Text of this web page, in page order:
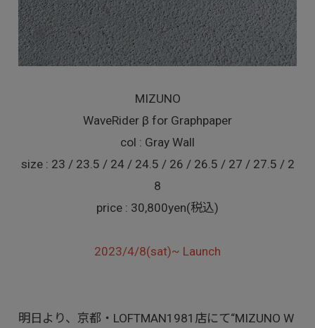
MIZUNO
WaveRider β for Graphpaper
col : Gray Wall
size : 23 / 23.5 / 24 / 24.5 / 26 / 26.5 / 27 / 27.5 / 2
8
price : 30,800yen(税込)
2023/4/8(sat)~ Launch
明日より、京都・LOFTMAN1981店にて“MIZUNO W